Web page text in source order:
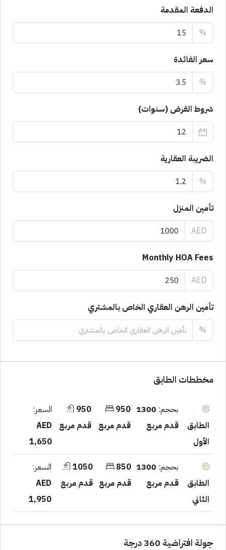
الدفعة المقدمة
%
سعر الفائدة
%
شروط القرض (سنوات)
الضريبة العقارية
%
تأمين المنزل
AED
Monthly HOA Fees
AED
تأمين الرهن العقاري الخاص بالمشتري
%
مخططات الطابق
الطابق
الأول
بحجم: 1300
قدم مربع
950
قدم مربع
950
قدم مربع
السعر:
AED
1,650
الطابق
الثاني
بحجم: 1300
قدم مربع
850
قدم مربع
1050
قدم مربع
السعر:
AED
1,950
جولة افتراضية 360 درجة